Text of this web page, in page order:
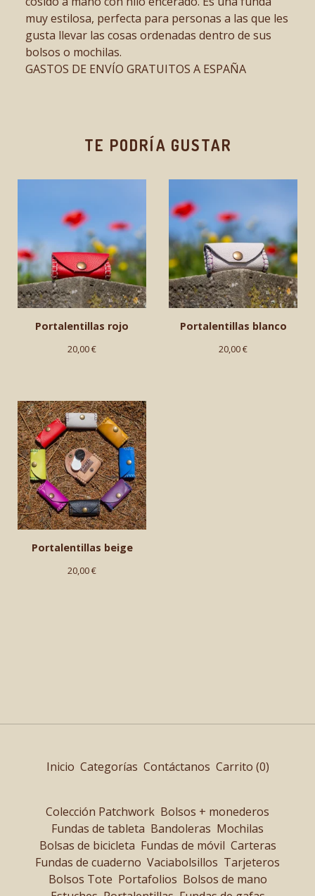
muy estilosa, perfecta para personas a las que les
gusta llevar las cosas ordenadas dentro de sus
bolsos o mochilas.
GASTOS DE ENVÍO GRATUITOS A ESPAÑA
TE PODRÍA GUSTAR
Portalentillas rojo
20,00€
Portalentillas blanco
20,00€
Portalentillas beige
20,00€
Inicio Categorías Contáctanos Carrito (0)
Colección Patchwork Bolsos + monederos
Fundas de tableta Bandoleras Mochilas
Bolsas de bicicleta Fundas de móvil Carteras
Fundas de cuaderno Vaciabolsillos Tarjeteros
Bolsos Tote Portafolios Bolsos de mano